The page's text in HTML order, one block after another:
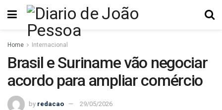
Home Internacional
Brasil e Suriname vão negociar
acordo para ampliar comércio
by redacao 29/05/2026